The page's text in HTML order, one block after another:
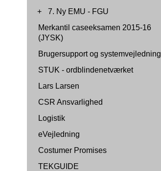
+
7. Ny EMU - FGU
Merkantil caseeksamen 2015-16
(JYSK)
Brugersupport og systemvejledning
STUK - ordblindenetværket
Lars Larsen
CSR Ansvarlighed
Logistik
eVejledning
Costumer Promises
TEKGUIDE